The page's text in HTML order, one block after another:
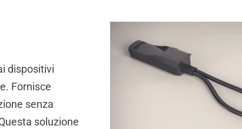
dispositivi
Fornisce
senza
soluzione